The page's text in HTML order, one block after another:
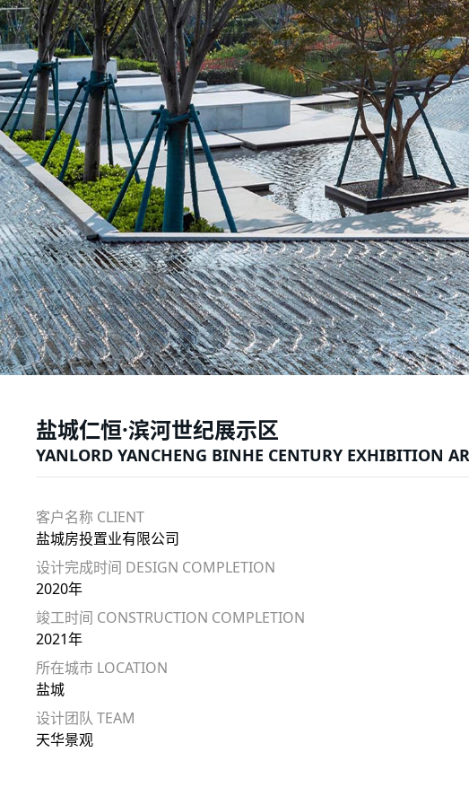
盐城仁恒·滨河世纪展示区
YANLORD YANCHENG BINHE CENTURY EXHIBITION
客户名称 CLIENT
盐城房投置业有限公司
设计完成时间 DESIGN COMPLETION
2020年
竣工时间 CONSTRUCTION COMPLETION
2021年
所在城市 LOCATION
盐城
设计团队 TEAM
天华景观